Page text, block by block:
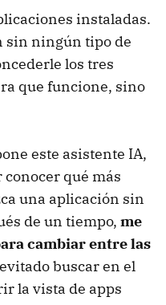
instaladas.
sin ningún tipo de
los tres
que funcione, sino
este asistente IA,
qué más
una aplicación sin
de un tiempo, me
cambiar entre las
buscar en el
la vista de apps